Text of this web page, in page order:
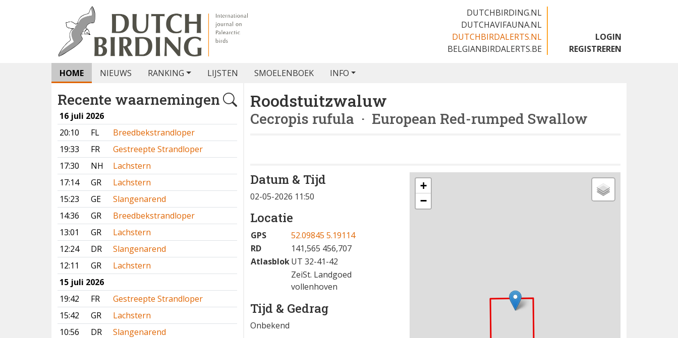
DUTCHBIRDING.NL
DUTCHAVIFAUNA.NL
DUTCHBIRDALERTS.NL
BELGIANBIRDALERTS.BE
LOGIN
REGISTREREN
HOME NIEUWS RANKING LIJSTEN SMOELENBOEK INFO
Recente waarnemingen
16 juli 2026
20:10
FL
Breedbekstrandloper
19:33
FR
Gestreepte Strandloper
17:30
NH
Lachstern
17:14
GR
Lachstern
15:23
GE
Slangenarend
14:36
GR
Breedbekstrandloper
13:01
GR
Lachstern
12:24
DR
Slangenarend
12:11
GR
Lachstern
15 juli 2026
19:42
FR
Gestreepte Strandloper
15:42
GR
Lachstern
10:56
DR
Slangenarend
Roodstuitzwaluw
Cecropis rufula · European Red-rumped Swallow
Datum & Tijd
02-05-2026 11:50
Locatie
GPS
52.09845 5.19114
RD
141,565 456,707
AtlasblokUT 32-41-42
ZeiSt. Landgoed
vollenhoven
Tijd & Gedrag
Onbekend
+
−